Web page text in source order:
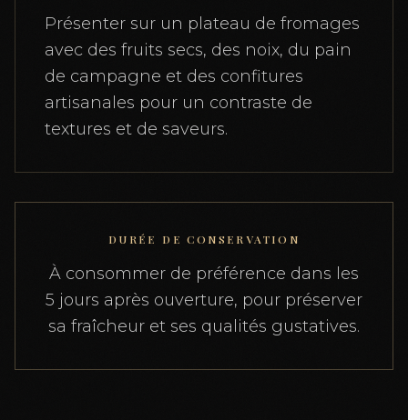
Présenter sur un plateau de fromages
avec des fruits secs, des noix, du pain
de campagne et des confitures
artisanales pour un contraste de
textures et de saveurs.
DURÉE DE CONSERVATION
À consommer de préférence dans les
5 jours après ouverture, pour préserver
sa fraîcheur et ses qualités gustatives.